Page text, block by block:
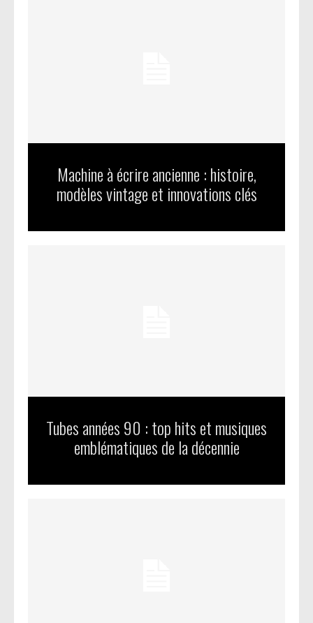
Machine à écrire ancienne : histoire,
modèles vintage et innovations clés
Tubes années 90 : top hits et musiques
emblématiques de la décennie